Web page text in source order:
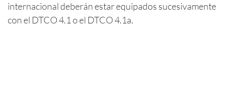
internacional deberán estar equipados sucesivamente
con el DTCO 4.1 o el DTCO 4.1a.